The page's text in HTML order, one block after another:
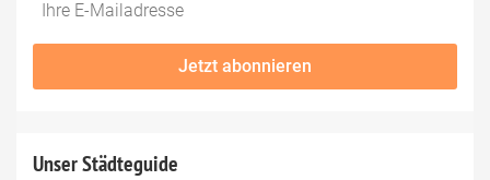
Jetzt abonnieren
Unser Städteguide